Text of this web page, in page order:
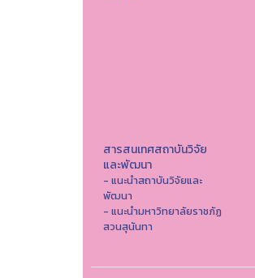
สารสนเทศสถาบันวิจัย
และพัฒนา
- แนะนำสถาบันวิจัยและ
พัฒนา
- แนะนำมหาวิทยาลัยราชภัฏ
สวนสุนันทา